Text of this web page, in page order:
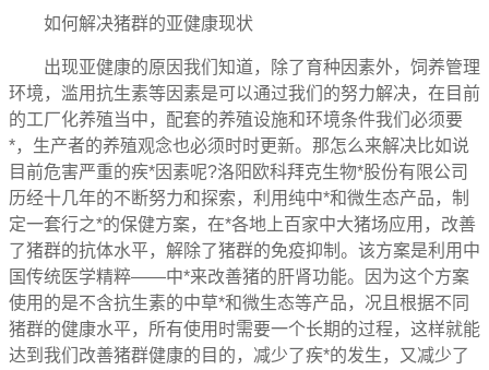
如何解决猪群的亚健康现状
出现亚健康的原因我们知道，除了育种因素外，饲养管理
环境，滥用抗生素等因素是可以通过我们的努力解决，在目前
的工厂化养殖当中，配套的养殖设施和环境条件我们必须要
*，生产者的养殖观念也必须时时更新。那怎么来解决比如说
目前危害严重的疾*因素呢?洛阳欧科拜克生物*股份有限公司
历经十几年的不断努力和探索，利用纯中*和微生态产品，制
定一套行之*的保健方案，在*各地上百家中大猪场应用，改善
了猪群的抗体水平，解除了猪群的免疫抑制。该方案是利用中
国传统医学精粹——中*来改善猪的肝肾功能。因为这个方案
使用的是不含抗生素的中草*和微生态等产品，况且根据不同
猪群的健康水平，所有使用时需要一个长期的过程，这样就能
达到我们改善猪群健康的目的，减少了疾*的发生，又减少了